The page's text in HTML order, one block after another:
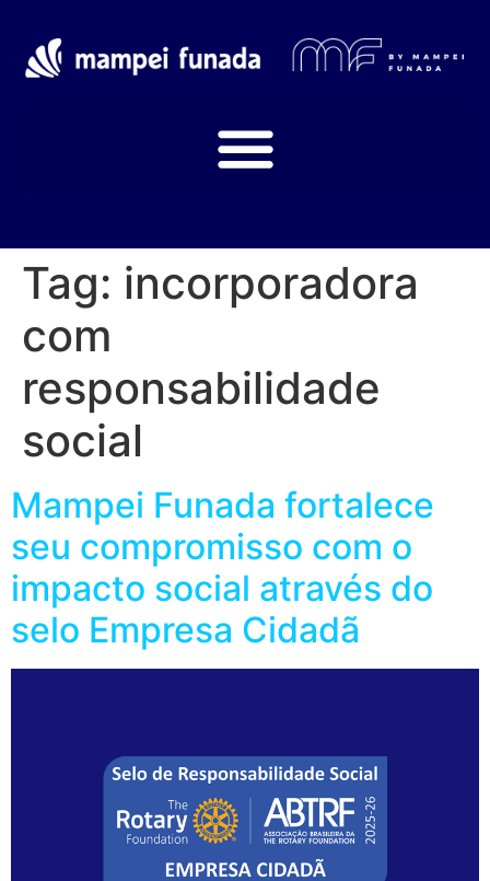
Tag: incorporadora
com
responsabilidade
social
Mampei Funada fortalece
seu compromisso com o
impacto social através do
selo Empresa Cidadã